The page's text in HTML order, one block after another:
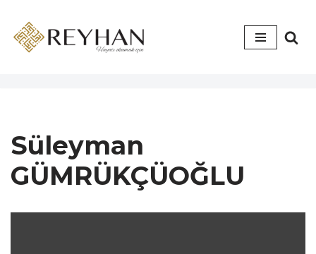
İçeriğe
Süleyman
GÜMRÜKÇÜOĞLU